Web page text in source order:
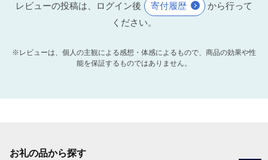
レビューの投稿は、ログイン後 寄付履歴
から行って
ください。
※レビューは、個人の主観による感想・体感によるもので、商品の効果や性
能を保証するものではありません。
お礼の品から探す